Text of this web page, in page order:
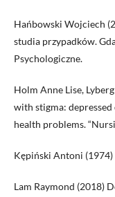
Hańbowski Wojciech
studia przypadków.
Psychologiczne.
Holm Anne Lise,
with stigma: depressed
health problems.
Kępiński Antoni
Lam Raymond (2018)